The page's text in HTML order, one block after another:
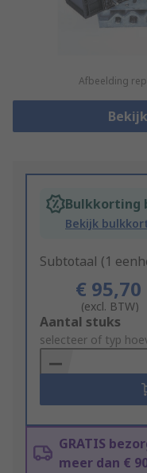
Afbeelding
Bulkkorting
Bekijk
Subtotaal (1
€ 95,70
(excl. BTW)
Add
to
Basket
Aantal stuks
selecteer of typ
GRATIS
meer dan €